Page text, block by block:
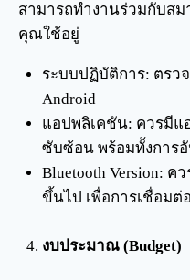
สามารถทำงานร่วมกับส
คุณใช้อยู่
ระบบปฏิบัติการ: ตรว
Android
แอปพลิเคชัน: ควรมีแ
ซับซ้อน พร้อมทั้งการ
Bluetooth Version: ค
ขึ้นไป เพื่อการเชื่อมต่
งบประมาณ (Budget)